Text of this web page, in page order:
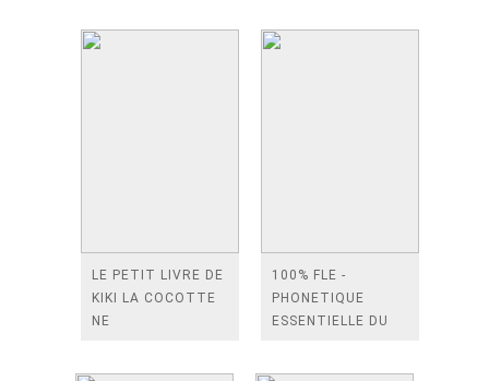
LE PETIT LIVRE DE
KIKI LA COCOTTE
NE
100% FLE -
PHONETIQUE
ESSENTIELLE DU